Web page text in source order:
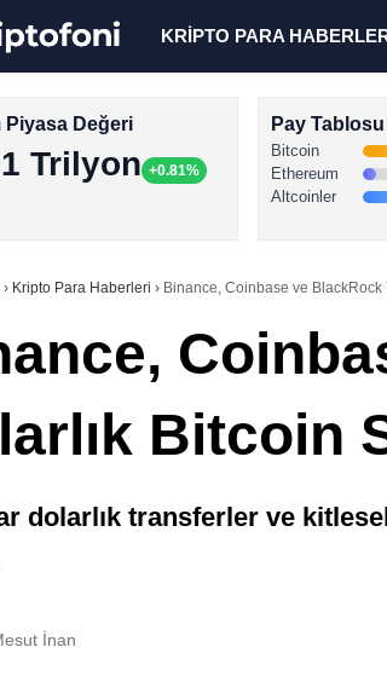
KRİPTO PARA
Piyasa Değeri
Trilyon +0.81%
Pay Tablosu
Bitcoin
Ethereum
Altcoinler
› Kripto Para Haberleri › Binance, Coinbase ve BlackRock
Bitcoin
dolarlık transferler ve
İnan